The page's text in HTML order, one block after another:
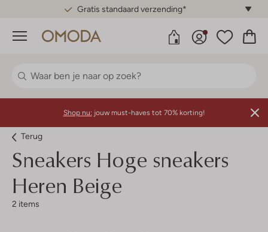
Gratis standaard verzending*
Menu
Shop nu: jouw must-haves tot 70% korting!
Terug
Sneakers Hoge sneakers
Heren Beige
2 items